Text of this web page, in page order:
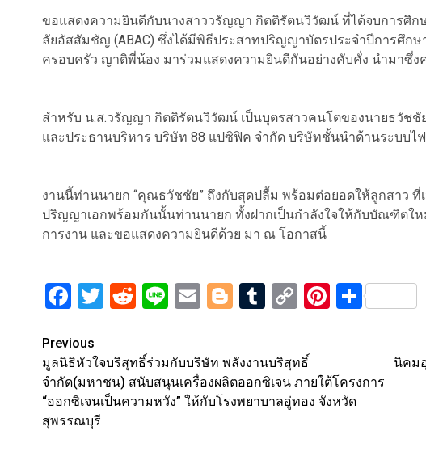
ขอแสดงความยินดีกับนางสาววรัญญา กิตติรัตนวิวัฒน์ ที่ได้จบการศึ
ลัยอัสสัมชัญ (ABAC) ซึ่งได้มีพิธีประสาทปริญญาบัตรประจำปีการศึก
ครอบครัว ญาติพี่น้อง มาร่วมแสดงความยินดีกันอย่างคับคั่ง นำมาซึ่
สำหรับ น.ส.วรัญญา กิตติรัตนวิวัฒน์ เป็นบุตรสาวคนโตของนายธวัช
และประธานบริหาร บริษัท 88 แปซิฟิค จำกัด บริษัทชั้นนำด้านระบบไ
งานนี้ท่านนายก “คุณธวัชชัย” ถึงกับสุดปลื้ม พร้อมต่อยอดให้ลูกสาว ที่เ
ปริญญาเอกพร้อมกันนั้นท่านนายก ทั้งฝากเป็นกำลังใจให้กับบัณฑิตใ
การงาน และขอแสดงความยินดีด้วย มา ณ โอกาสนี้
Facebook
Twitter
Reddit
LineEmailBlogger
Tumblr
CopyPinterest
Share
Post
navigation
Previous
มูลนิธิหัวใจบริสุทธิ์ร่วมกับบริษัท พลังงานบริสุทธิ์
จำกัด(มหาชน) สนับสนุนเครื่องผลิตออกซิเจน ภายใต้โครงการ
“ออกซิเจนเป็นความหวัง” ให้กับโรงพยาบาลอู่ทอง จังหวัด
สุพรรณบุรี
นิคม